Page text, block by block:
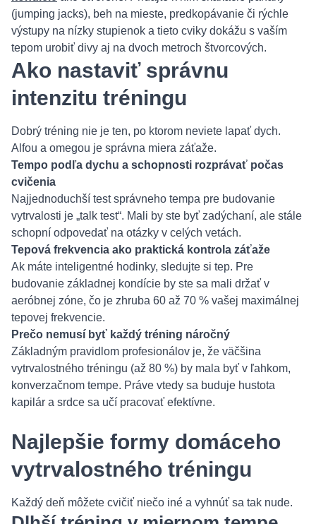
(jumping jacks), beh na mieste, predkopávanie či rýchle
výstupy na nízky stupienok a tieto cviky dokážu s vaším
tepom urobiť divy aj na dvoch metroch štvorcových.
Ako nastaviť správnu
intenzitu tréningu
Dobrý tréning nie je ten, po ktorom neviete lapať dych.
Alfou a omegou je správna miera záťaže.
Tempo podľa dychu a schopnosti rozprávať počas
cvičenia
Najjednoduchší test správneho tempa pre budovanie
vytrvalosti je „talk test“. Mali by ste byť zadýchaní, ale stále
schopní odpovedať na otázky v celých vetách.
Tepová frekvencia ako praktická kontrola záťaže
Ak máte inteligentné hodinky, sledujte si tep. Pre
budovanie základnej kondície by ste sa mali držať v
aeróbnej zóne, čo je zhruba 60 až 70 % vašej maximálnej
tepovej frekvencie.
Prečo nemusí byť každý tréning náročný
Základným pravidlom profesionálov je, že väčšina
vytrvalostného tréningu (až 80 %) by mala byť v ľahkom,
konverzačnom tempe. Práve vtedy sa buduje hustota
kapilár a srdce sa učí pracovať efektívne.
Najlepšie formy domáceho
vytrvalostného tréningu
Každý deň môžete cvičiť niečo iné a vyhnúť sa tak nude.